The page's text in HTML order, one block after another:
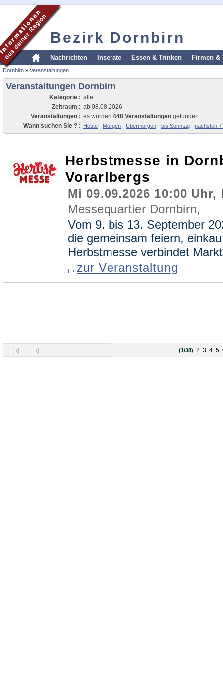
Bezirk Dornbirn
Nachrichten Inserate Essen & Trinken Firmen &
Dornbirn » Veranstaltungen
Veranstaltungen Dornbirn
Kategorie : alle
Zeitraum : ab 08.08.2026
Veranstaltungen : es wurden 448 Veranstaltungen gefunden
Wann suchen Sie ? : Heute Morgen Übermorgen bis Sonntag nächsten 7
Herbstmesse in
Vorarlbergs
Mi 09.09.2026 10:00
Messequartier Dornbirn,
Vom 9. bis 13. September
die gemeinsam feiern,
Herbstmesse verbindet
zur Veranstaltung
(1/38) 2 3 4 5